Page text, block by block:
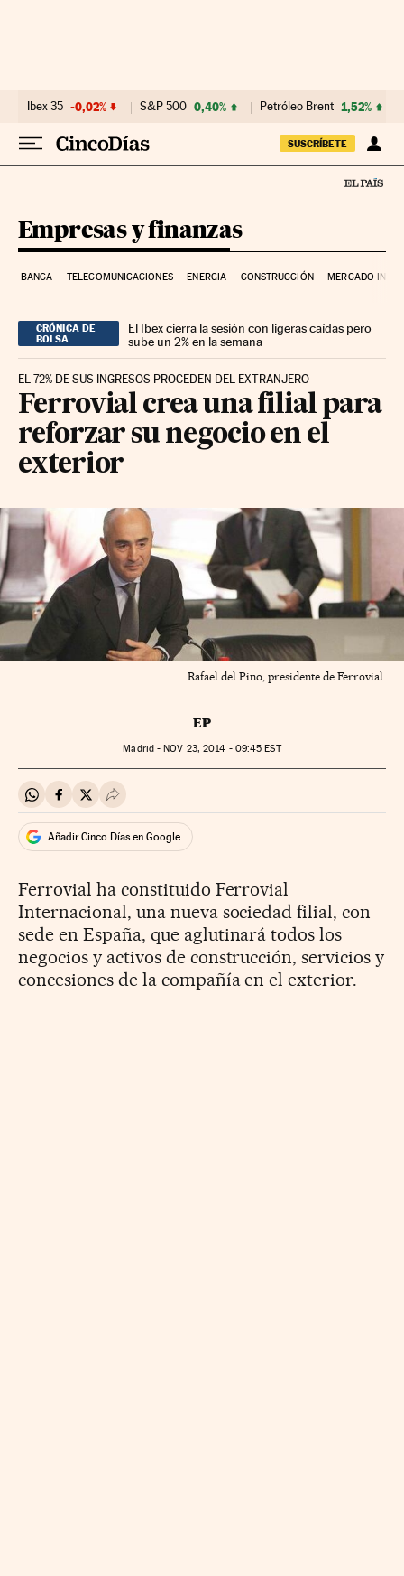
Ibex 35 -0,02% S&P 500 0,40% Petróleo Brent 1,52%
SUSCRÍBETE
Empresas y finanzas
BANCA TELECOMUNICACIONES ENERGIA CONSTRUCCIÓN MERCADO
CRÓNICA DE
BOLSA
El Ibex cierra la sesión con ligeras caídas pero
sube un 2% en la semana
EL 72% DE SUS INGRESOS PROCEDEN DEL EXTRANJERO
Ferrovial crea una filial para
reforzar su negocio en el
exterior
Rafael del Pino, presidente de Ferrovial.
EP
Madrid - NOV 23, 2014 - 09:45 EST
Compartir en Whatsapp
Compartir en Facebook
Compartir en Twitter
Desplegar Redes Sociales
Añadir Cinco Días en Google
Ferrovial ha constituido Ferrovial
Internacional, una nueva sociedad filial, con
sede en España, que aglutinará todos los
negocios y activos de construcción, servicios y
concesiones de la compañía en el exterior.